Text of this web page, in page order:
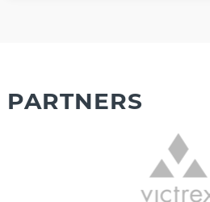
PARTNERS